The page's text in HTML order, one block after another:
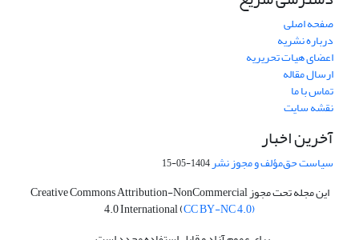
صفحه اصلی
درباره نشریه
اعضای هیات تحریریه
ارسال مقاله
تماس با ما
نقشه سایت
آخرین اخبار
سیاست حق‌مؤلف و مجوز نشر1404-05-15
این مجله تحت مجوز Creative Commons Attribution-NonCommercial
4.0 International (CC BY-NC 4.0)